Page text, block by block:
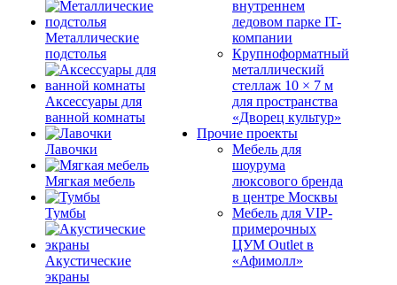
Металлические
подстолья
Аксессуары для
ванной комнаты
Лавочки
Мягкая мебель
Тумбы
Акустические
экраны
внутреннем
ледовом парке IT-
компании
Крупноформатный
металлический
стеллаж 10 × 7 м
для пространства
«Дворец культур»
Прочие проекты
Мебель для
шоурума
люксового бренда
в центре Москвы
Мебель для VIP-
примерочных
ЦУМ Outlet в
«Афимолл»